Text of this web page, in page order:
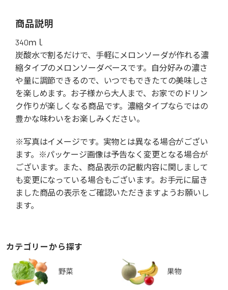
商品説明
340ｍｌ
炭酸水で割るだけで、手軽にメロンソーダが作れる濃
縮タイプのメロンソーダベースです。自分好みの濃さ
や量に調節できるので、いつでもできたての美味しさ
を楽しめます。お子様から大人まで、お家でのドリン
ク作りが楽しくなる商品です。濃縮タイプならではの
豊かな味わいをお楽しみください。
※写真はイメージです。実物とは異なる場合がござい
ます。※パッケージ画像は予告なく変更となる場合が
ございます。また、商品表示の記載内容に関しまして
も変更になっている場合もございます。お手元に届き
ました商品の表示をご確認いただきますようお願いし
ます。
カテゴリーから探す